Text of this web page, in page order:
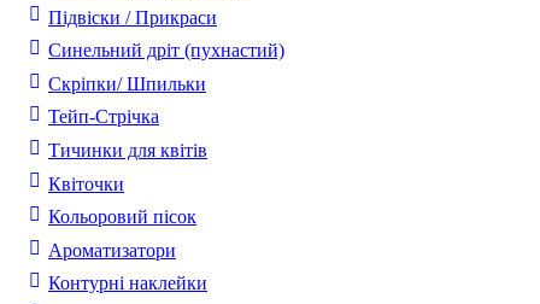
Підвіски / Прикраси
Синельний дріт (пухнастий)
Скріпки/ Шпильки
Тейп-Стрічка
Тичинки для квітів
Квіточки
Кольоровий пісок
Ароматизатори
Контурні наклейки